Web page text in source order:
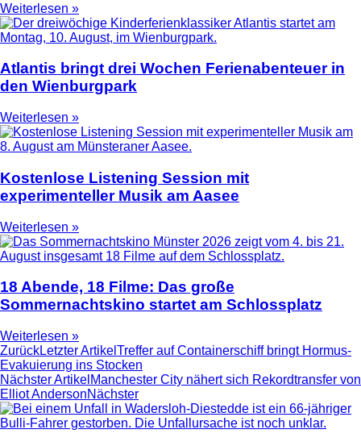
Weiterlesen »
Atlantis bringt drei Wochen Ferienabenteuer in
den Wienburgpark
Weiterlesen »
Kostenlose Listening Session mit
experimenteller Musik am Aasee
Weiterlesen »
18 Abende, 18 Filme: Das große
Sommernachtskino startet am Schlossplatz
Weiterlesen »
ZurückLetzter Artikel Treffer auf Containerschiff bringt Hormus-
Evakuierung ins Stocken
Nächster Artikel Manchester City nähert sich Rekordtransfer von
Elliot AndersonNächster